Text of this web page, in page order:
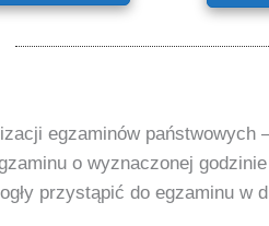
egzaminów
o wyznaczonej
przystąpić do egzaminu w